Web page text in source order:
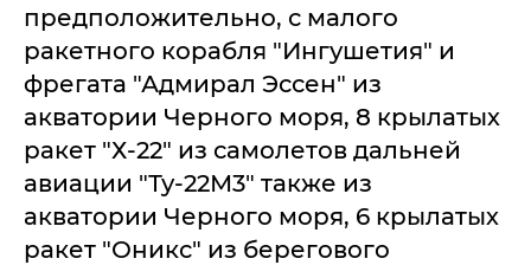
предположительно, с малого
ракетного корабля "Ингушетия" и
фрегата "Адмирал Эссен" из
акватории Черного моря, 8 крылатых
ракет "Х-22" из самолетов дальней
авиации "Ту-22М3" также из
акватории Черного моря, 6 крылатых
ракет "Оникс" из берегового